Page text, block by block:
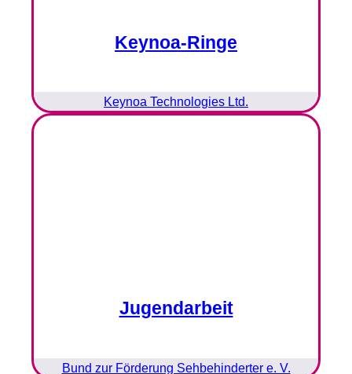
Keynoa-Ringe
Keynoa Technologies Ltd.
Jugendarbeit
Bund zur Förderung Sehbehinderter e. V.